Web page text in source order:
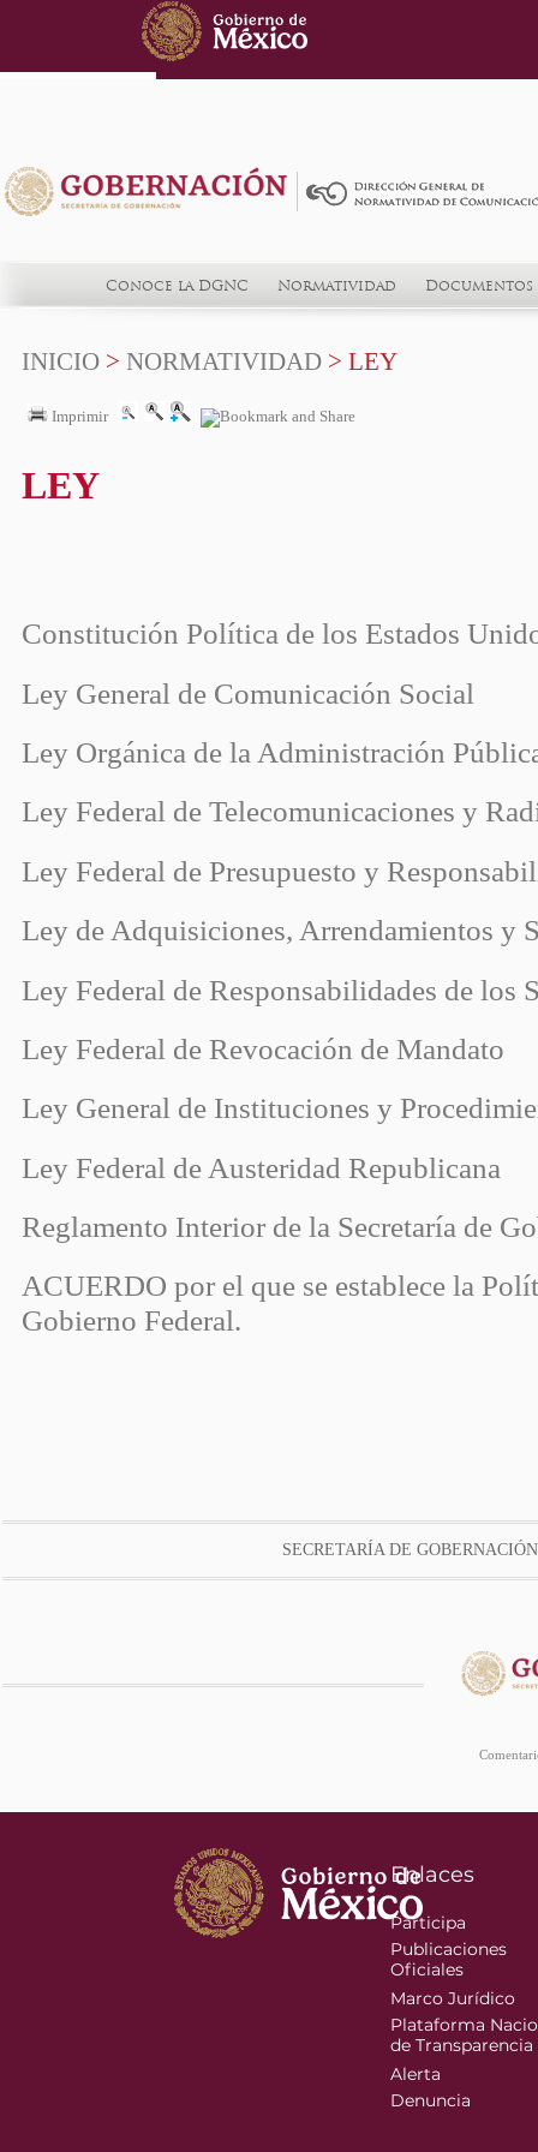
Conoce la DGNC Normatividad
INICIO > NORMATIVIDAD > LEY
Imprimir
LEY
Constitución Política de los Estados
Ley General de Comunicación Social
Ley Orgánica de la Administración
Ley Federal de Telecomunicaciones y
Ley Federal de Presupuesto y
Ley de Adquisiciones, Arrendamientos y
Ley Federal de Responsabilidades de los
Ley Federal de Revocación de Mandato
Ley General de Instituciones y
Ley Federal de Austeridad Republicana
Reglamento Interior de la Secretaría de
ACUERDO por el que se establece la
Gobierno Federal.
SECRETARÍA DE